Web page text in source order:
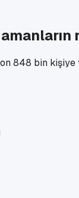
848 bin